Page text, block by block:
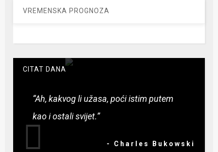
VREMENSKA PROGNOZA
CITAT DANA
“Ah, kakvog li užasa, poći istim putem
kao i ostali svijet.”
- Charles Bukowski